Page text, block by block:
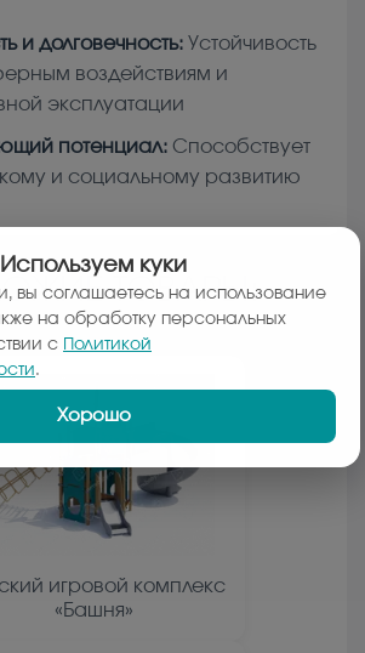
и долговечность: Устойчивость
воздействиям и
эксплуатации
потенциал: Способствует
и социальному развитию
ТОВАРЫ:
игровой комплекс
«Башня»
Используем куки
вы соглашаетесь на использование
на обработку персональных
с
Политикой
.
Хорошо